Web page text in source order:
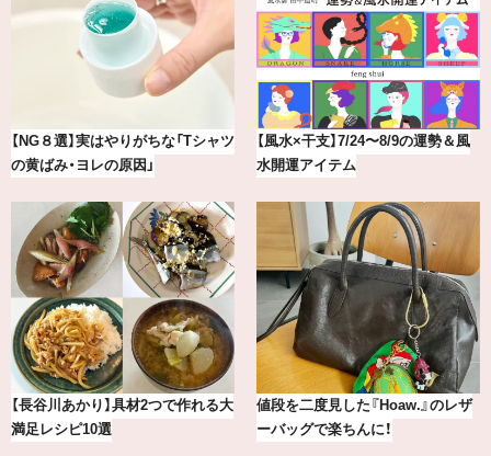
最新版！東京都内のおしゃれな朝活
カフェ＆モーニング9選
【BAILA×OMO】ウオズミアミ描き
下ろし！金沢の旅リスト
【2026年8月】鏡リュウジの12星座
別占い
気分が上がる「フルラ」のアイウェ
アを「眼鏡市場」で探して。